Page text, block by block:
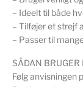
– Ideelt til både
– Tilføjer et strejf
– Passer til
SÅDAN BRUGER
Følg anvisningen